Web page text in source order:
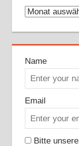
Archive
Name
Email
Bitte unsere